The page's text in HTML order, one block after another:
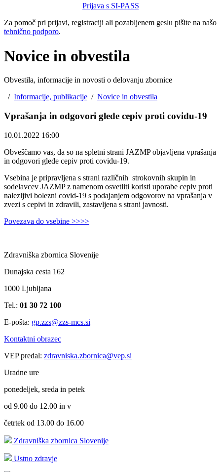
Prijava s SI-PASS
Za pomoč pri prijavi, registraciji ali pozabljenem geslu pišite na našo
tehnično podporo.
Novice in obvestila
Obvestila, informacije in novosti o delovanju zbornice
/ Informacije, publikacije / Novice in obvestila
Vprašanja in odgovori glede cepiv proti covidu-19
10.01.2022 16:00
Obveščamo vas, da so na spletni strani JAZMP objavljena vprašanja
in odgovori glede cepiv proti covidu-19.
Vsebina je pripravljena s strani različnih strokovnih skupin in
sodelavcev JAZMP z namenom osvetliti koristi uporabe cepiv proti
nalezljivi bolezni covid-19 s podajanjem odgovorov na vprašanja v
zvezi s cepivi in zdravili, zastavljena s strani javnosti.
Povezava do vsebine >>>>
Zdravniška zbornica Slovenije
Dunajska cesta 162
1000 Ljubljana
Tel.: 01 30 72 100
E-pošta: gp.zzs@zzs-mcs.si
Kontaktni obrazec
VEP predal: zdravniska.zbornica@vep.si
Uradne ure
ponedeljek, sreda in petek
od 9.00 do 12.00 in v
četrtek od 13.00 do 16.00
Zdravniška zbornica Slovenije
Ustno zdravje